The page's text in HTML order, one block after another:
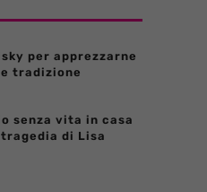
per apprezzarne
tradizione
senza vita in casa
di Lisa